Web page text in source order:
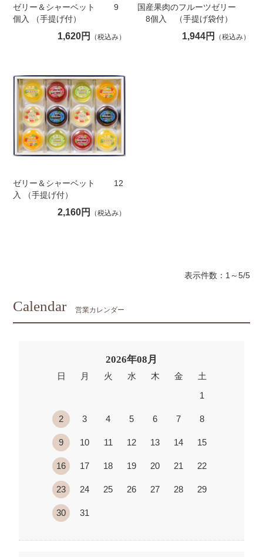
ゼリー＆シャーベット 9
個入 （手提げ付）
1,620円 （税込み）
国産果肉のフルーツゼリー
8個入 （手提げ袋付）
1,944円 （税込み）
ゼリー＆シャーベット 12
入 （手提げ付）
2,160円 （税込み）
表示件数：1～5/5
Calendar 営業カレンダー
2026年08月
日 月 火 水 木 金
土
1
2 3 4 5 6 7 8
9 10 11 12 13 14 15
16 17 18 19 20 21 22
23 24 25 26 27 28 29
30 31